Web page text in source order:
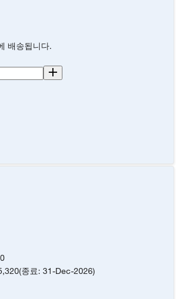
배송됩니다.
(종료:31-Dec-2026)